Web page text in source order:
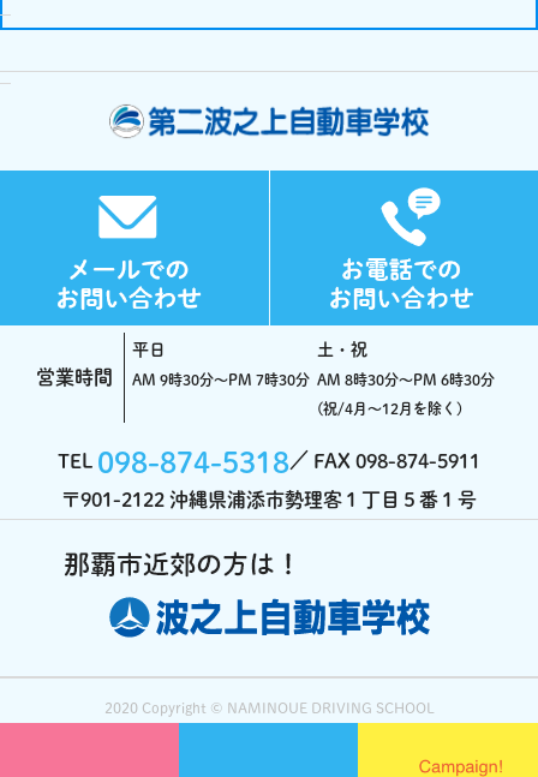
営業時間
平日
AM 9時30分～PM 7時30分
土・祝
AM 8時30分～PM 6時30分
(祝/4月～12月を除く)
TEL 098-874-5318
FAX 098-874-5911
〒901-2122 沖縄県浦添市勢理客１丁目５番１号
2020 Copyright ©️ NAMINOUE DRIVING SCHOOL